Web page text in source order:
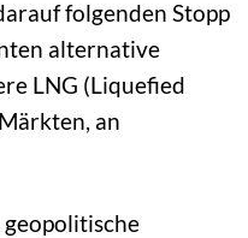
folgenden Stopp
alternative
LNG (Liquefied
an